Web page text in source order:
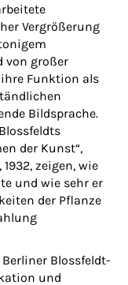
Vergrößerung
von großer
Funktion als
Bildsprache.
der Kunst“,
zeigen, wie
und wie sehr er
der Pflanze
Blossfeldt-
und